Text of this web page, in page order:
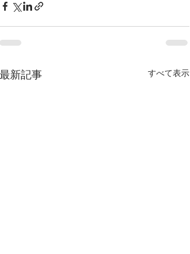
最新記事 すべて表示